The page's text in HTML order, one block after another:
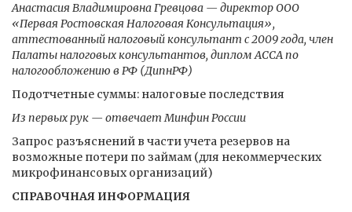
Анастасия Владимировна Гревцова — директор ООО
«Первая Ростовская Налоговая Консультация»,
аттестованный налоговый консультант с 2009 года, член
Палаты налоговых консультантов, диплом АССА по
налогообложению в РФ (ДипнРФ)
Подотчетные суммы: налоговые последствия
Из первых рук — отвечает Минфин России
Запрос разъяснений в части учета резервов на
возможные потери по займам (для некоммерческих
микрофинансовых организаций)
СПРАВОЧНАЯ ИНФОРМАЦИЯ